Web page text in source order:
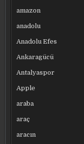
amazon
anadolu
Anadolu Efes
Ankaragücü
Antalyaspor
Apple
araba
araç
aracın